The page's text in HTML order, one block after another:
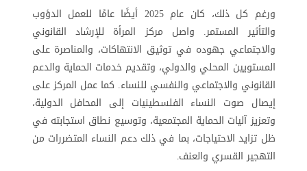
ورغم كل ذلك، كان عام 2025 أيضًا عامًا للعمل الدؤوب
والتأثير المستمر. واصل مركز المرأة للإرشاد القانوني
والاجتماعي جهوده في توثيق الانتهاكات، والمناصرة على
المستويين المحلي والدولي، وتقديم خدمات الحماية والدعم
القانوني والاجتماعي والنفسي للنساء. كما عمل المركز على
إيصال صوت النساء الفلسطينيات إلى المحافل الدولية،
وتعزيز آليات الحماية المجتمعية، وتوسيع نطاق استجابته في
ظل تزايد الاحتياجات، بما في ذلك دعم النساء المتضررات من
التهجير القسري والعنف.